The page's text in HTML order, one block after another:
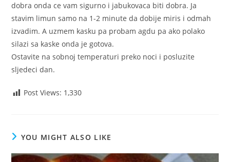
dobra onda ce vam sigurno i jabukovaca biti dobra. Ja
stavim limun samo na 1-2 minute da dobije miris i odmah
izvadim. A uzmem kasku pa probam agdu pa ako polako
silazi sa kaske onda je gotova.
Ostavite na sobnoj temperaturi preko noci i posluzite
sljedeci dan.
Post Views: 1,330
YOU MIGHT ALSO LIKE